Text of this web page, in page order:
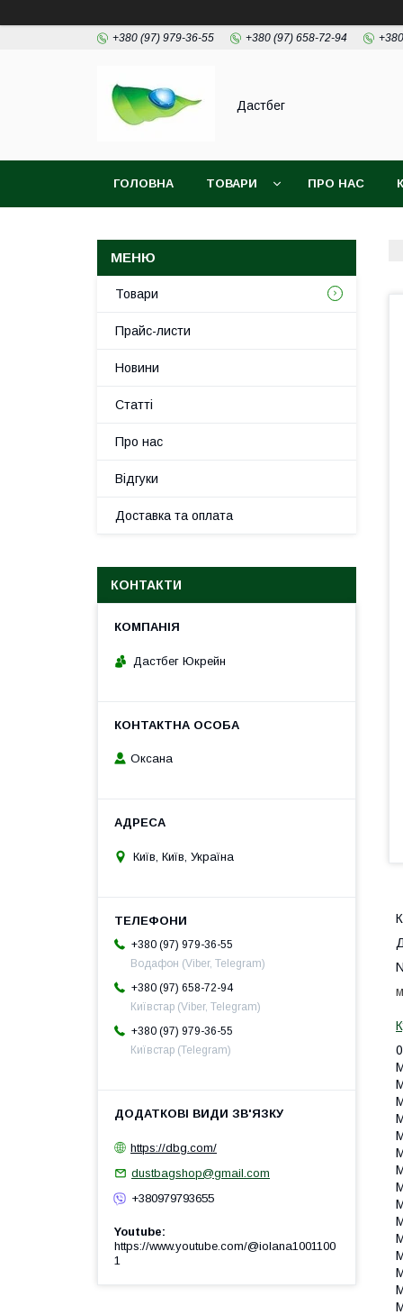
+380 (97) 979-36-55 +380 (97) 658-72-94
Дастбег
ГОЛОВНА ТОВАРИ ПРО НАС
Товари
Прайс-листи
Новини
Статті
Про нас
Відгуки
Доставка та оплата
КОНТАКТИ
Дастбег Юкрейн
Оксана
Київ, Київ, Україна
+380 (97) 979-36-55
Водафон (Viber, Telegram)
+380 (97) 658-72-94
Київстар (Viber, Telegram)
+380 (97) 979-36-55
Київстар (Telegram)
https://dbg.com/
dustbagshop@gmail.com
+380979793655
Youtube
https://www.youtube.com/@iolana1001100
1